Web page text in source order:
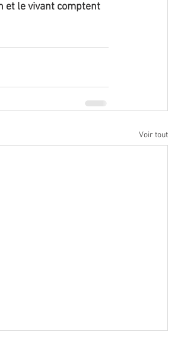
et le vivant comptent
Voir tout